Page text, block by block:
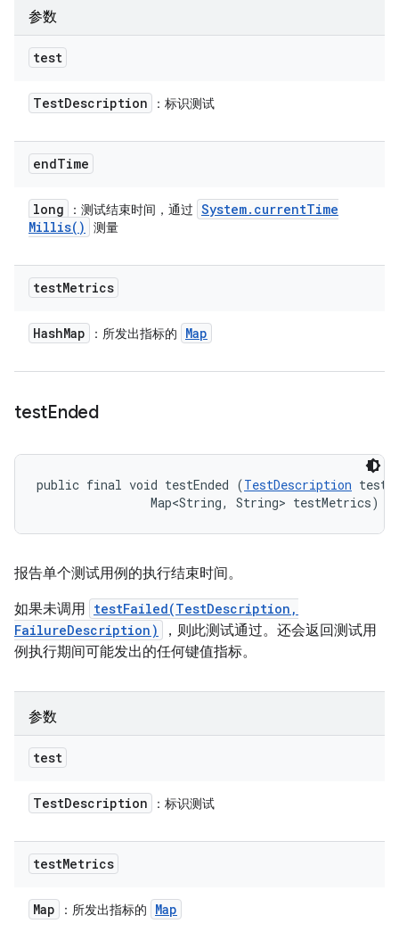
参数
test
TestDescription ：标识测试
endTime
long ：测试结束时间，通过 System. currentTime
Millis( ) 测量
testMetrics
HashMap ：所发出指标的 Map
testEnded
public final void testEnded (TestDescription
                Map<String, String> testMetrics)
报告单个测试用例的执行结束时间。
如果未调用 testFailed(TestDescription,
FailureDescription)
，则此测试通过。还会返回测试用
例执行期间可能发出的任何键值指标。
参数
test
TestDescription ：标识测试
testMetrics
Map ：所发出指标的 Map